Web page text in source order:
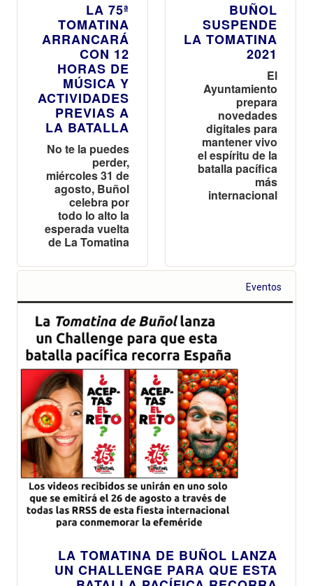
LA 75ª
TOMATINA
ARRANCARÁ
CON 12
HORAS DE
MÚSICA Y
ACTIVIDADES
PREVIAS A
LA BATALLA
No te la puedes
perder,
miércoles 31 de
agosto, Buñol
celebra por
todo lo alto la
esperada vuelta
de La Tomatina
BUÑOL
SUSPENDE
LA TOMATINA
2021
El
Ayuntamiento
prepara
novedades
digitales para
mantener vivo
el espíritu de la
batalla pacífica
más
internacional
Eventos
LA TOMATINA DE BUÑOL LANZA
UN CHALLENGE PARA QUE ESTA